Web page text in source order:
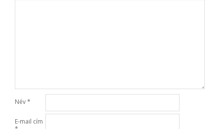
Név*
E-mail cím